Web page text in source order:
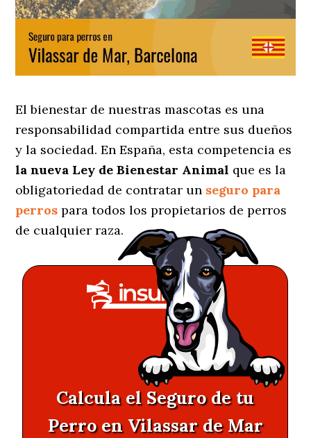
El bienestar de nuestras mascotas es una
responsabilidad compartida entre sus dueños
y la sociedad. En España, esta competencia es
la nueva Ley de Bienestar Animal que es la
obligatoriedad de contratar un seguro para
perros para todos los propietarios de perros
de cualquier raza.
Calcula el Seguro de tu
Perro en Vilassar de Mar